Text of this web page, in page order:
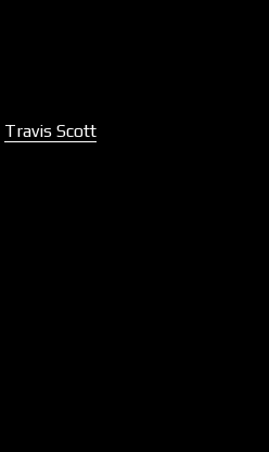
Travis Scott